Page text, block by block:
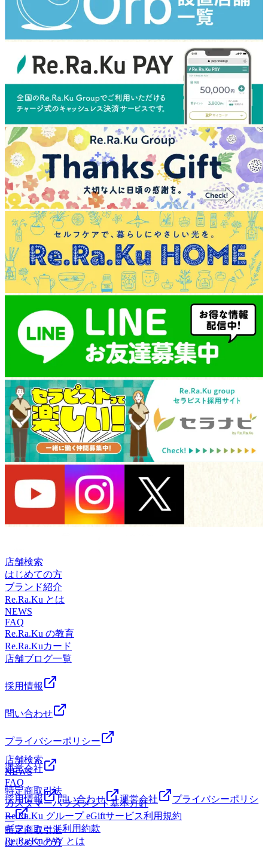
店舗検索
はじめての方
ブランド紹介
Re.Ra.Ku とは
NEWS
FAQ
Re.Ra.Ku の教育
Re.Ra.Kuカード
店舗ブログ一覧
採用情報
問い合わせ
プライバシーポリシー
運営会社
特定商取引法
カスタマーハラスメント基本方針
Re.Ra.Ku グループ eGiftサービス利用規約
ギフトカード利用約款
Re.Ra.Ku PAY とは
店舗検索
NEWS
FAQ
採用情報
問い合わせ 運営会社
プライバシーポリシ
ー
特定商取引法
はじめての方